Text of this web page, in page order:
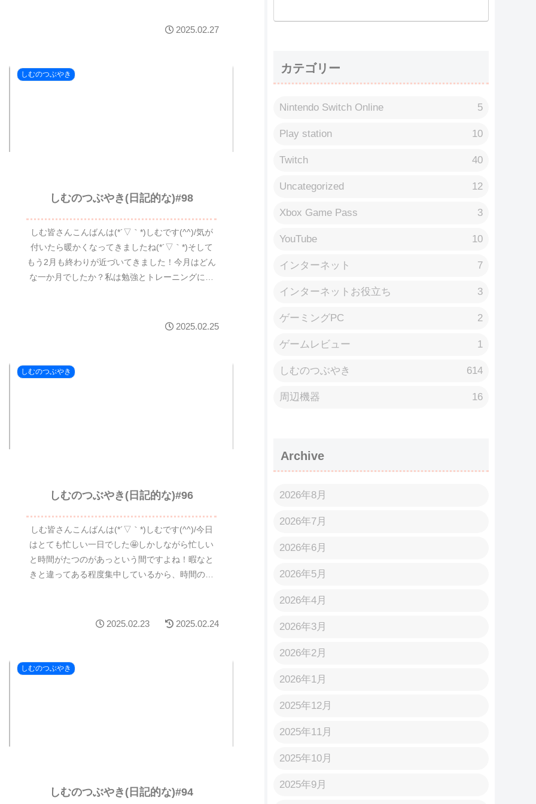
2025.02.27
しむのつぶやき
しむのつぶやき(日記的な)#98
しむ皆さんこんばんは(*´▽｀*)しむです(^^)/気が
付いたら暖かくなってきましたね(*´▽｀*)そして
もう2月も終わりが近づいてきました！今月はどん
な一か月でしたか？私は勉強とトレーニングに勤
2025.02.25
しむのつぶやき
しむのつぶやき(日記的な)#96
しむ皆さんこんばんは(*´▽｀*)しむです(^^)/今日
はとても忙しい一日でした🤩しかしながら忙しい
と時間がたつのがあっという間ですよね！暇なと
きと違ってある程度集中しているから、時間の進
2025.02.23 2025.02.24
しむのつぶやき
しむのつぶやき(日記的な)#94
カテゴリー
Nintendo Switch Online 5
Play station 10
Twitch 40
Uncategorized 12
Xbox Game Pass 3
YouTube 10
インターネット 7
インターネットお役立ち 3
ゲーミングPC 2
ゲームレビュー 1
しむのつぶやき 614
周辺機器 16
Archive
2026年8月
2026年7月
2026年6月
2026年5月
2026年4月
2026年3月
2026年2月
2026年1月
2025年12月
2025年11月
2025年10月
2025年9月